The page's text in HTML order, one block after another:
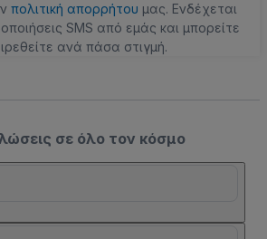
πολιτική απορρήτου μας. Ενδέχεται
SMS από εμάς και μπορείτε
ανά πάσα στιγμή.
σε όλο τον κόσμο